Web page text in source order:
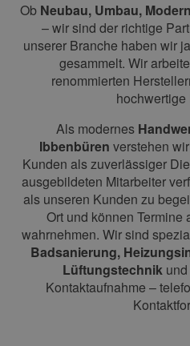
Ob Neubau, Umbau,
– wir sind der richtige
unserer Branche haben wir
gesammelt. Wir
renommierten
hochwertige
Als modernes
Ibbenbüren verstehen
Kunden als zuverlässiger
ausgebildeten Mitarbeiter
als unseren Kunden zu
Ort und können Termine
wahrnehmen. Wir sind
Badsanierung,
Lüftungstechnik
Kontaktaufnahme –